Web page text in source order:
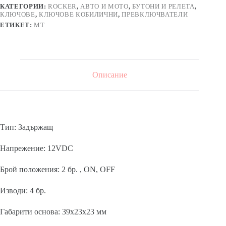
положения,
светещ,
черен,
КАТЕГОРИИ:ROCKER,АВТО И МОТО, БУТОНИ И РЕЛЕТА,
КЛЮЧОВЕ, КЛЮЧОВЕ КОБИЛИЧНИ,ПРЕВКЛЮЧВАТЕЛИ
ЕТИКЕТ:MT
Описание
Тип: Задържащ
Напрежение: 12VDC
Брой положения: 2 бр. , ON, OFF
Изводи: 4 бр.
Габарити основа: 39x23x23 мм